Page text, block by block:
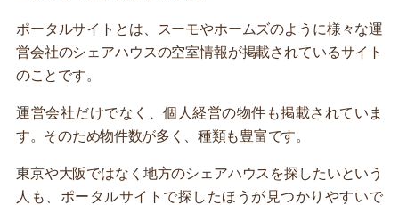
ポータルサイトとは、スーモやホームズのように様々な運
営会社のシェアハウスの空室情報が掲載されているサイト
のことです。
運営会社だけでなく、個人経営の物件も掲載されていま
す。そのため物件数が多く、種類も豊富です。
東京や大阪ではなく地方のシェアハウスを探したいという
人も、ポータルサイトで探したほうが見つかりやすいで